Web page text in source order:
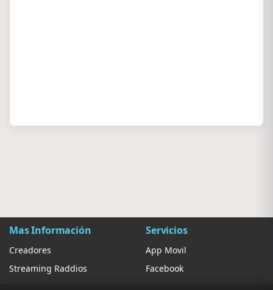
Mas Información
Creadores
Streaming Raddios
Servicios
App Movil
Facebook